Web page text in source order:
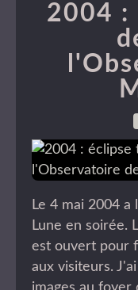
2004 :
Le 4 mai 2004
Lune en soirée.
est ouvert pour
aux visiteurs.